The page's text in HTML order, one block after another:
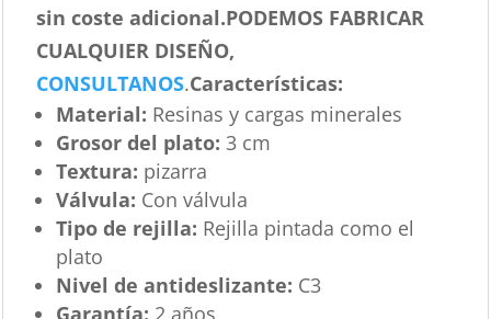
sin coste adicional.PODEMOS FABRICAR
CUALQUIER DISEÑO,
CONSULTANOS.Características:
Material: Resinas y cargas minerales
Grosor del plato: 3 cm
Textura: pizarra
Válvula: Con válvula
Tipo de rejilla: Rejilla pintada como el
plato
Nivel de antideslizante: C3